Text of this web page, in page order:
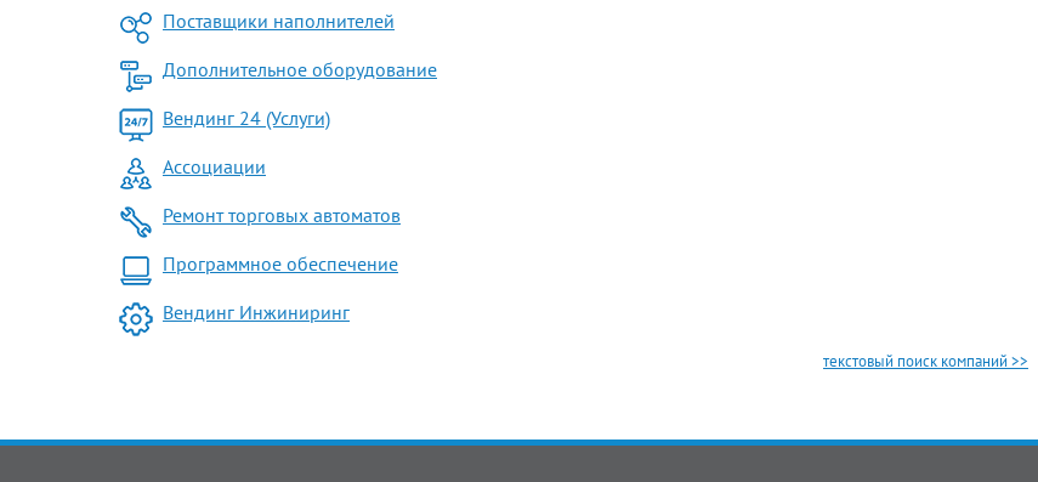
Поставщики наполнителей
Дополнительное оборудование
Вендинг 24 (Услуги)
Ассоциации
Ремонт торговых автоматов
Программное обеспечение
Вендинг Инжиниринг
текстовый поиск компаний >>